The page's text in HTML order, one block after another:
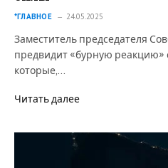
*ГЛАВНОЕ 24.05.2025
Заместитель председателя
предвидит «бурную реакцию»
которые,…
Читать далее